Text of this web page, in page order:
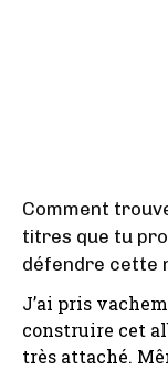
Comment
titres que tu
défendre cette
J’ai pris
construire cet
très attaché.